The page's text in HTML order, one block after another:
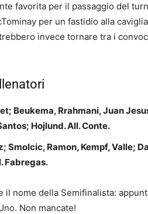
favorita per il passaggio del
per un fastidio alla
invece tornare tra i
Beukema, Rrahmani, Juan
Hojlund. All. Conte.
Smolcic, Ramon, Kempf, Valle;
Fabregas.
il nome della Semifinalista:
Non mancate!